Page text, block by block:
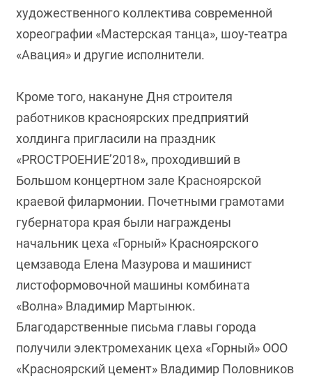
художественного коллектива современной
хореографии «Мастерская танца», шоу-театра
«Авация» и другие исполнители.
Кроме того, накануне Дня строителя
работников красноярских предприятий
холдинга пригласили на праздник
«PROСТРОЕНИЕ’2018», проходивший в
Большом концертном зале Красноярской
краевой филармонии. Почетными грамотами
губернатора края были награждены
начальник цеха «Горный» Красноярского
цемзавода Елена Мазурова и машинист
листоформовочной машины комбината
«Волна» Владимир Мартынюк.
Благодарственные письма главы города
получили электромеханик цеха «Горный» ООО
«Красноярский цемент» Владимир Половников